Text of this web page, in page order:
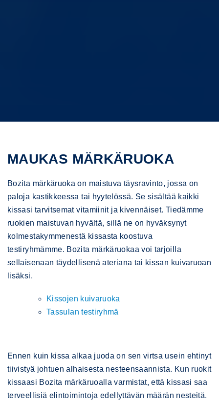
MAUKAS MÄRKÄRUOKA
Bozita märkäruoka on maistuva täysravinto, jossa on
paloja kastikkeessa tai hyytelössä. Se sisältää kaikki
kissasi tarvitsemat vitamiinit ja kivennäiset. Tiedämme
ruokien maistuvan hyvältä, sillä ne on hyväksynyt
kolmestakymmenestä kissasta koostuva
testiryhmämme. Bozita märkäruokaa voi tarjoilla
sellaisenaan täydellisenä ateriana tai kissan kuivaruoan
lisäksi.
Kissojen kuivaruoka
Tassulan testiryhmä
Ennen kuin kissa alkaa juoda on sen virtsa usein ehtinyt
tiivistyä johtuen alhaisesta nesteensaannista. Kun ruokit
kissaasi Bozita märkäruoalla varmistat, että kissasi saa
terveellisiä elintoimintoja edellyttävän määrän nesteitä.